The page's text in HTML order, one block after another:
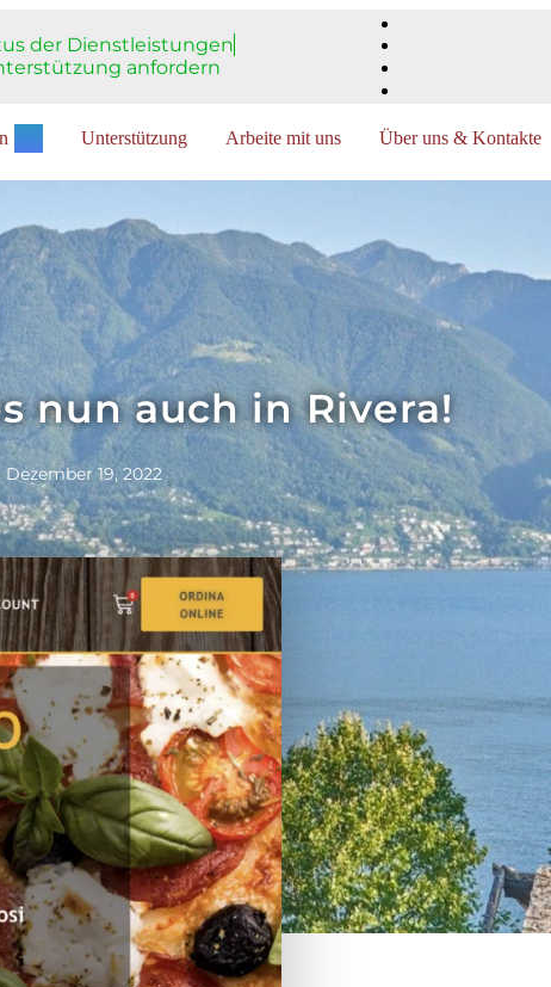
der Dienstleistungen
anfordern
Unterstützung Arbeite mit uns Über uns & Kontakte
nun auch in Rivera!
Dezember 19, 2022